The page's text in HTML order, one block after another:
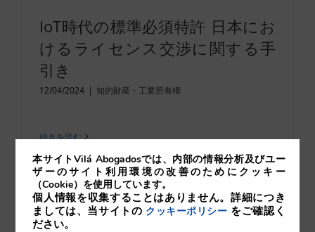
IoT時代の標準必須特許 日本にお
けるライセンス交渉に関する手
引き
12/04/2024 | 知的財産・工業所有権
続きを読む
本サイトVilá Abogadosでは、内部の情報分析及びユー
ザーのサイト利用環境の改善のためにクッキー
（Cookie）を使用しています。
個人情報を収集することはありません。詳細につき
ましては、当サイトの クッキーポリシー をご確認く
ださい。